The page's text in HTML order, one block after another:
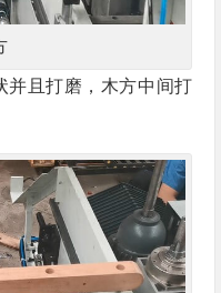
并且打磨，木方中间打